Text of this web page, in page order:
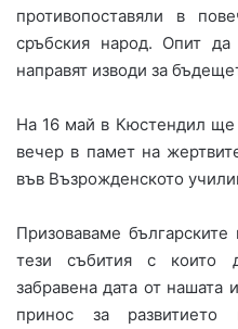
противопоставяли в
сръбския народ. Опит
направят изводи за
На 16 май в Кюстендил ще
вечер в памет на
във Възрожденското
Призоваваме
тези събития с които
забравена дата от нашата
принос за развитието